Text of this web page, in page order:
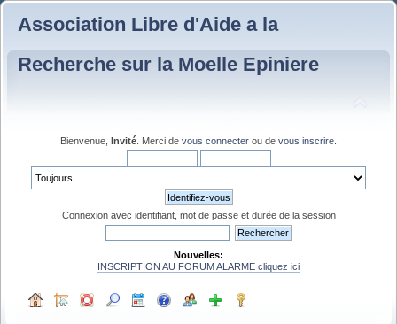
Association Libre d'Aide a la
Recherche sur la Moelle Epiniere
Bienvenue, Invité . Merci de vous connecter ou de vous inscrire
Connexion avec identifiant, mot de passe et durée de la session
Nouvelles:
INSCRIPTION AU FORUM ALARME cliquez ici